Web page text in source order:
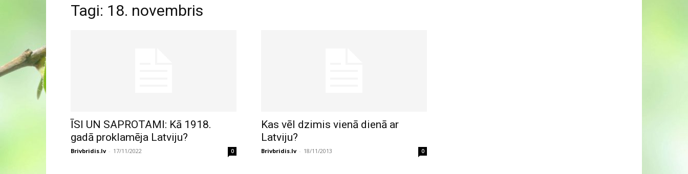
Tagi: 18. novembris
ĪSI UN SAPROTAMI: Kā 1918.
gadā proklamēja Latviju?
Brivbridis.lv - 17/11/2022 0
Kas vēl dzimis vienā dienā ar
Latviju?
Brivbridis.lv - 18/11/2013 0